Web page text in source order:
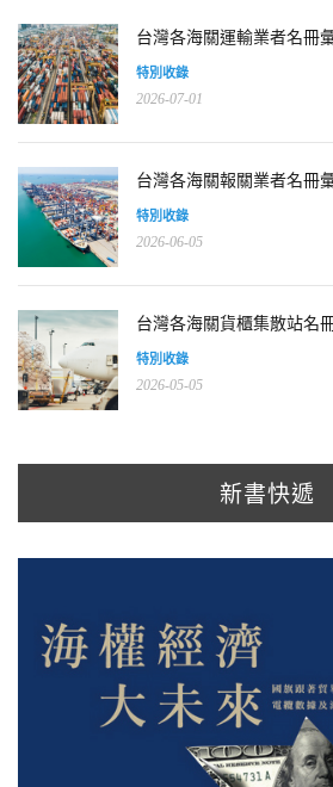
台灣各海關運輸業者名冊
特別收錄
2026-07-01
台灣各海關報關業者名冊
特別收錄
2026-06-05
台灣各海關貨櫃集散站名
特別收錄
2026-05-05
新書快遞